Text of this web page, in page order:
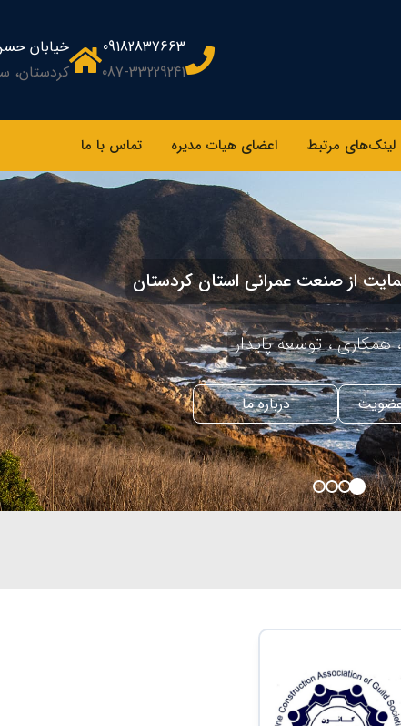
09182837663
087-33229241
خیابان حسن
کردستان،
لینک‌های مرتبط اعضای هیات مدیره تماس با ما
از صنعت عمرانی استان کردستان
همکاری ، توسعه پایدار
درباره ما